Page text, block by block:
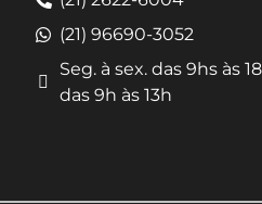
(21) 96690-3052
Seg. à sex. das 9hs às
das 9h às 13h